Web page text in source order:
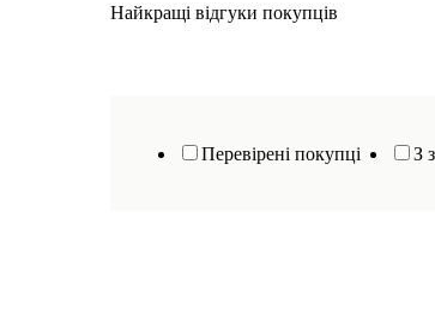
Найкращі відгуки покупців
Перевірені покупці З